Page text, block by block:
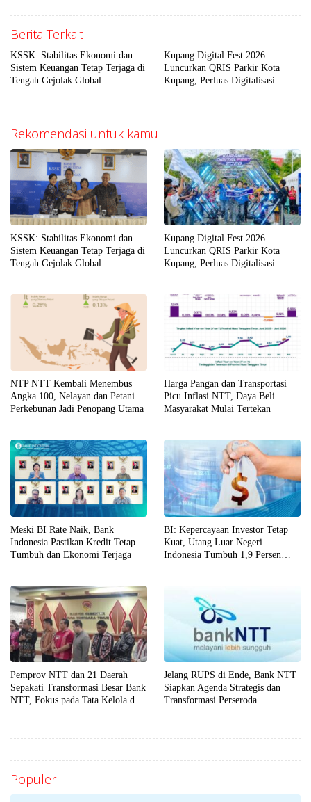
Berita Terkait
KSSK: Stabilitas Ekonomi dan
Sistem Keuangan Tetap Terjaga di
Tengah Gejolak Global
Kupang Digital Fest 2026
Luncurkan QRIS Parkir Kota
Kupang, Perluas Digitalisasi
Rekomendasi untuk kamu
KSSK: Stabilitas Ekonomi dan
Sistem Keuangan Tetap Terjaga di
Tengah Gejolak Global
Kupang Digital Fest 2026
Luncurkan QRIS Parkir Kota
Kupang, Perluas Digitalisasi
NTP NTT Kembali Menembus
Angka 100, Nelayan dan Petani
Perkebunan Jadi Penopang Utama
Harga Pangan dan Transportasi
Picu Inflasi NTT, Daya Beli
Masyarakat Mulai Tertekan
Meski BI Rate Naik, Bank
Indonesia Pastikan Kredit Tetap
Tumbuh dan Ekonomi Terjaga
BI: Kepercayaan Investor Tetap
Kuat, Utang Luar Negeri
Indonesia Tumbuh 1,9 Persen
Pemprov NTT dan 21 Daerah
Sepakati Transformasi Besar Bank
NTT, Fokus pada Tata Kelola dan
Jelang RUPS di Ende, Bank NTT
Siapkan Agenda Strategis dan
Transformasi Perseroda
Populer